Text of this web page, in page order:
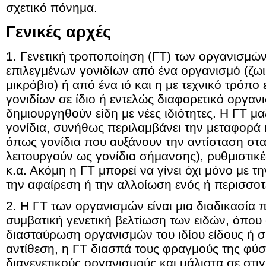
σχετικό πόνημα.
Γενικές αρχές
1. Γενετική τροποποίηση (ΓΤ) των
επιλεγμένων γονιδίων από ένα οργανισμό
μικρόβιο) ή από ένα ιό και η με τεχνικό
γονιδίων σε ίδιο ή εντελώς διαφορετικό
δημιουργηθούν είδη με νέες ιδιότητες. Η ΓΤ
γονίδια, συνήθως περιλαμβάνει την
όπως γονίδια που αυξάνουν την αντίσταση στα
λειτουργούν ως γονίδια σήμανσης),
κ.α. Ακόμη η ΓΤ μπορεί να γίνει όχι μόνο με
την αφαίρεση ή την αλλοίωση ενός ή
2. Η ΓΤ των οργανισμών είναι μια διαδικασία
συμβατική γενετική βελτίωση των ειδών, όπου
διασταύρωση οργανισμών του ιδίου είδους ή
αντίθεση, η ΓΤ διασπά τους φραγμούς της
διαγενετικούς οργανισμούς και μάλιστα σε